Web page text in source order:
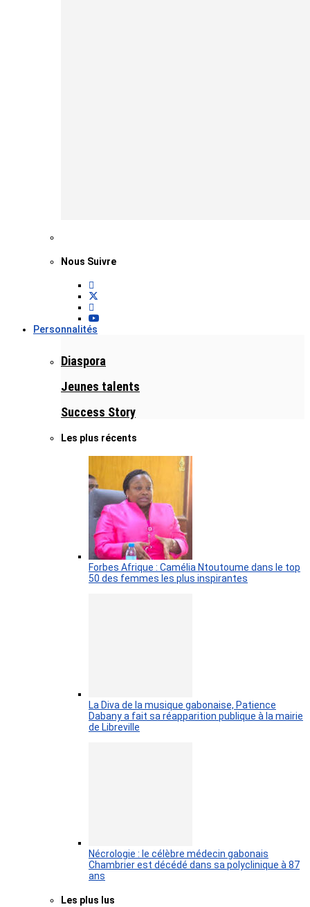
Nous Suivre
Personnalités
Diaspora
Jeunes talents
Success Story
Les plus récents
Forbes Afrique : Camélia Ntoutoume dans le top
50 des femmes les plus inspirantes
La Diva de la musique gabonaise, Patience
Dabany a fait sa réapparition publique à la mairie
de Libreville
Nécrologie : le célèbre médecin gabonais
Chambrier est décédé dans sa polyclinique à 87
ans
Les plus lus